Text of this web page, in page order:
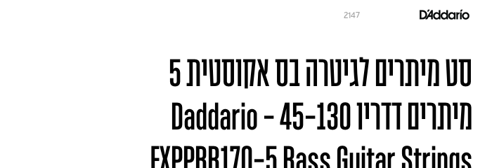
2147
סט מיתרים לגיטרה בס אקוסטית 5
מיתרים דדריו 45-130 - Daddario